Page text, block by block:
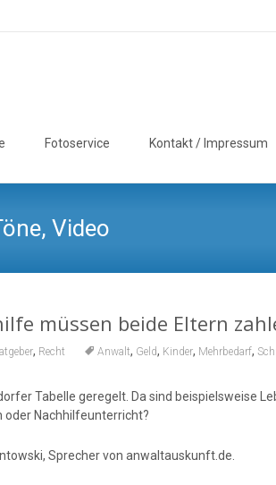
Fotoservice Kontakt / Impressum
Video
müssen beide Eltern
, Recht Anwalt, Geld, Kinder, Mehrbedarf,
Tabelle geregelt. Da sind beispielsweise
oder Nachhilfeunterricht?
Sprecher von anwaltauskunft.de.